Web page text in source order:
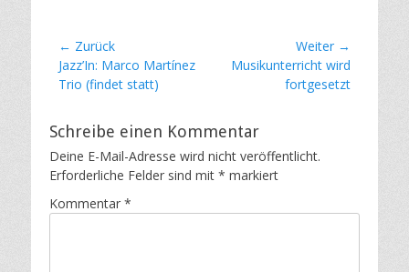
Beitragsnavigation
← Zurück
Vorheriger
Beitrag:
Jazz’In: Marco Martínez
Trio (findet statt)
Weiter →
Nächster
Musikunterricht wird
fortgesetzt
Schreibe einen Kommentar
Deine E-Mail-Adresse wird nicht veröffentlicht.
Erforderliche Felder sind mit * markiert
Kommentar *